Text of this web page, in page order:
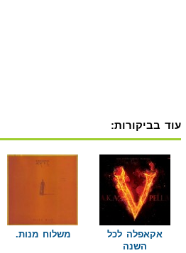
עוד בביקורות:
אקאפלה לכל
השנה
משלוח מנות.